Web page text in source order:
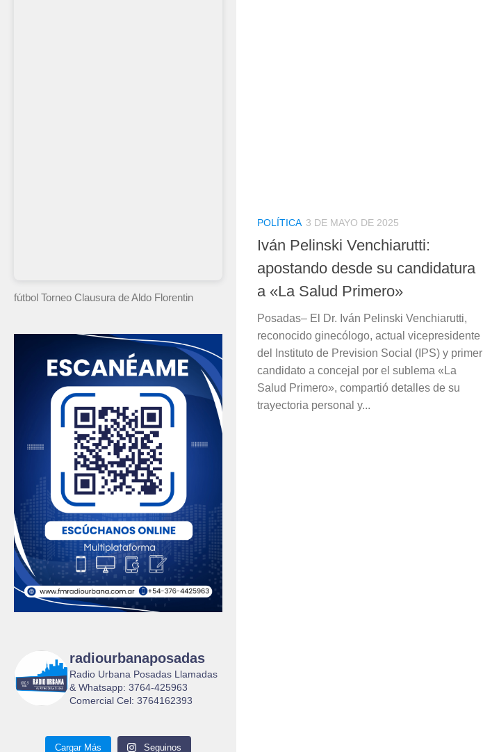
POLÍTICA 3 DE MAYO DE 2025
Iván Pelinski Venchiarutti:
apostando desde su candidatura
a «La Salud Primero»
Posadas– El Dr. Iván Pelinski Venchiarutti,
reconocido ginecólogo, actual vicepresidente
del Instituto de Prevision Social (IPS) y primer
candidato a concejal por el sublema «La
Salud Primero», compartió detalles de su
trayectoria personal y...
fútbol Torneo Clausurade Aldo Florentin
radiourbanaposadas
Radio Urbana Posadas Llamadas
& Whatsapp: 3764-425963
Comercial Cel: 3764162393
Cargar Más Seguinos